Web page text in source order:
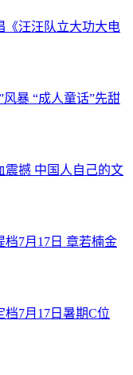
《汪汪队立大功大电
暴 “成人童话”先甜
震撼 中国人自己的文
7月17日 章若楠金
7月17日暑期C位